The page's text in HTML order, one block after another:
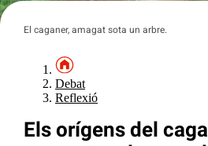
El caganer, amagat sota un arbre.
Debat
Reflexió
Els orígens del